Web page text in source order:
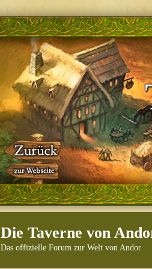
Die Taverne von
Das offizielle Forum zur Welt von Andor